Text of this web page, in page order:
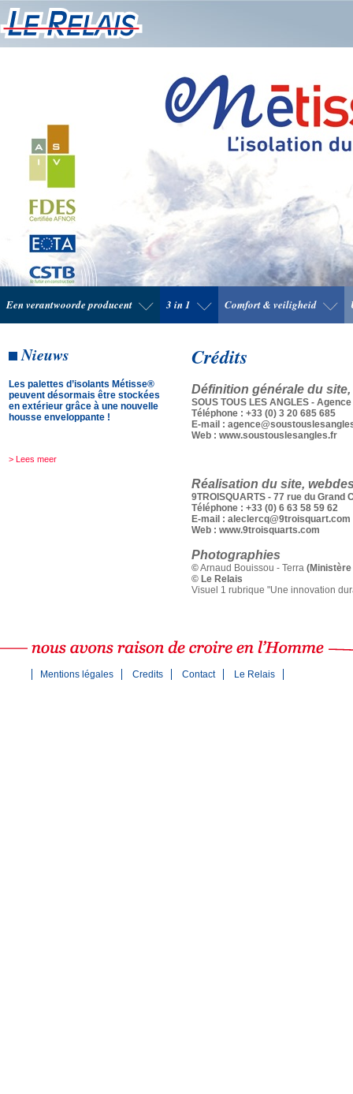
Een verantwoorde producent 3 in 1 Comfort & veiligheid
Nieuws
Les palettes d’isolants Métisse®
peuvent désormais être stockées
en extérieur grâce à une nouvelle
housse enveloppante !
> Lees meer
Crédits
Définition générale du
SOUS TOUS LES ANGLES -
Téléphone : +33 (0) 3 20 685 685
E-mail :
Web : www.soustouslesangles.fr
Réalisation du site,
9TROISQUARTS - 77 rue du Grand
Téléphone : +33 (0) 6 63 58 59 62
E-mail : aleclercq@9troisquart.com
Web : www.9troisquarts.com
Photographies
©Arnaud Bouissou - Terra
© Le Relais
Visuel 1 rubrique "Une innovation
Mentions légales Credits Contact Le Relais